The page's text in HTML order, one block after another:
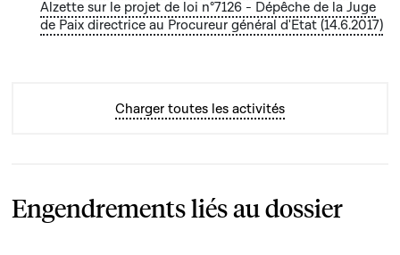
- Dépêche de la Juge de Paix directrice au
Procureur général d'Etat (14.6.2017)
Alzette sur le projet de loi n°7126 - Dépêche de la Juge
de Paix directrice au Procureur général d'Etat (14.6.2017)
Charger toutes les activités
Engendrements liés au dossier